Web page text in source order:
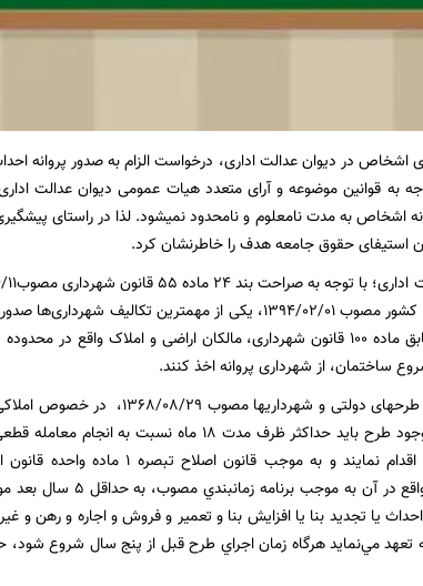
در دیوان عدالت اداری، درخواست الزام به صدور پروانه
قوانین موضوعه و آرای متعدد هیات عمومی دیوان عدالت
اشخاص به مدت نامعلوم و نامحدود نمیشود. لذا در راستای
استیفای حقوق جامعه هدف را خاطرنشان کرد.
۵۹ قانون رفع موانع تولید رقابت‌پذیر و ارتقای نظام مالی کشور مصوب 1394/02/01، یکی از مهمترین
ساختمان‌­هایی است که در شهر واقع شده است و مطابق ماده 100 قانون شهرداری، مالکان اراضی و املاک
ساختمان، از شهرداری پروانه اخذ کنند.
مطابق ماده واحده قانون تعیین وضعیت املاک واقع در طر­ح­های
دولتی و شهرداری­ها واقع شده­اند، پس از اعلام رسمی وجود طرح باید حداکثر ظرف مدت 18
رسمی و پرداخت بها یا عوض آن طبق قوانین مربوط اقدام نمایند و
1380/01/22 در صورتي كه اجراي طرح و تملك املاك
يا تجديد بنا يا افزايش بنا و تعمير و فروش و اجاره و رهن و
اخذ پروانه تعهد مي‌نمايد هرگاه زمان اجراي طرح قبل از پنج سال شروع